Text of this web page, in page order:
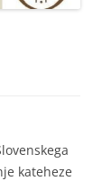
kateheze